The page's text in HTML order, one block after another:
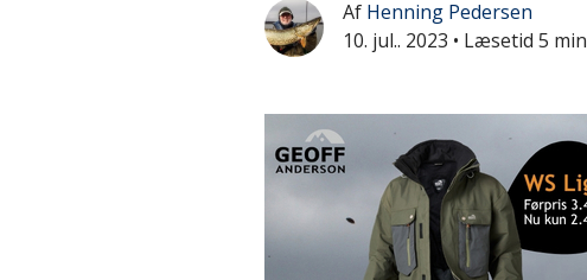
Af Henning Pedersen
10. jul.. 2023 • Læsetid 5 min